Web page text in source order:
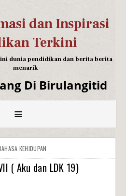
dan Inspirasi
Terkini
dunia pendidikan dan berita berita
menarik
Di Birulangitid
≡
KEHIDUPAN
( Aku dan LDK 19)